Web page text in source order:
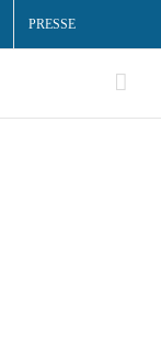
PRESSE